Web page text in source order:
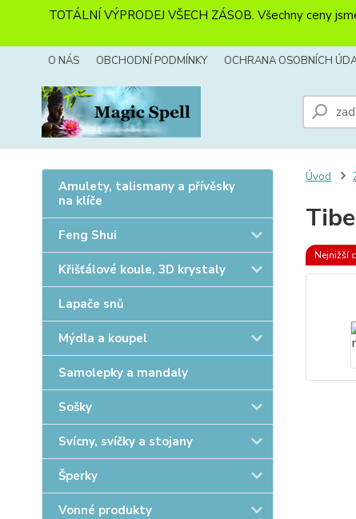
TOTÁLNÍ VÝPRODEJ VŠECH ZÁSOB. Všechny ceny
O NÁS OBCHODNÍ PODMÍNKY OCHRANA OSOBNÍCH
Amulety, talismany a přívěsky
na klíče
Feng Shui
Křišťálové koule, 3D krystaly
Lapače snů
Mýdla a koupel
Samolepky a mandaly
Sošky
Svícny, svíčky a stojany
Šperky
Vonné produkty
Úvod
Nejnižší